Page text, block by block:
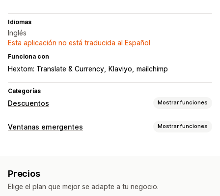
Idiomas
Inglés
Esta aplicación no está traducida al Español
Funciona con
Hextom: Translate & Currency Klaviyo mailchimp
Categorías
Descuentos Mostrar funciones
Tipos de descuentos
Descuentos en el carrito
Descuentos en la pantalla de pago Banners
Ventanas emergentes Mostrar funciones
Formularios
Ventanas emergentes personalizadas
Precios
Elige el plan que mejor se adapte a tu negocio.